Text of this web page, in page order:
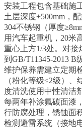
安装工程包含基础施
土层深度+500mm，
304不锈钢（厚度
用汽车起重机，20米
重心上方1/3处。对接
到GB/T11345-2013 B
维护保养需建立定期
（粉化等级≤2级）
度清洗使用中性清洁
每两年补涂氟碳面漆
行防腐处理，锈蚀面
检测避雷系统（接地